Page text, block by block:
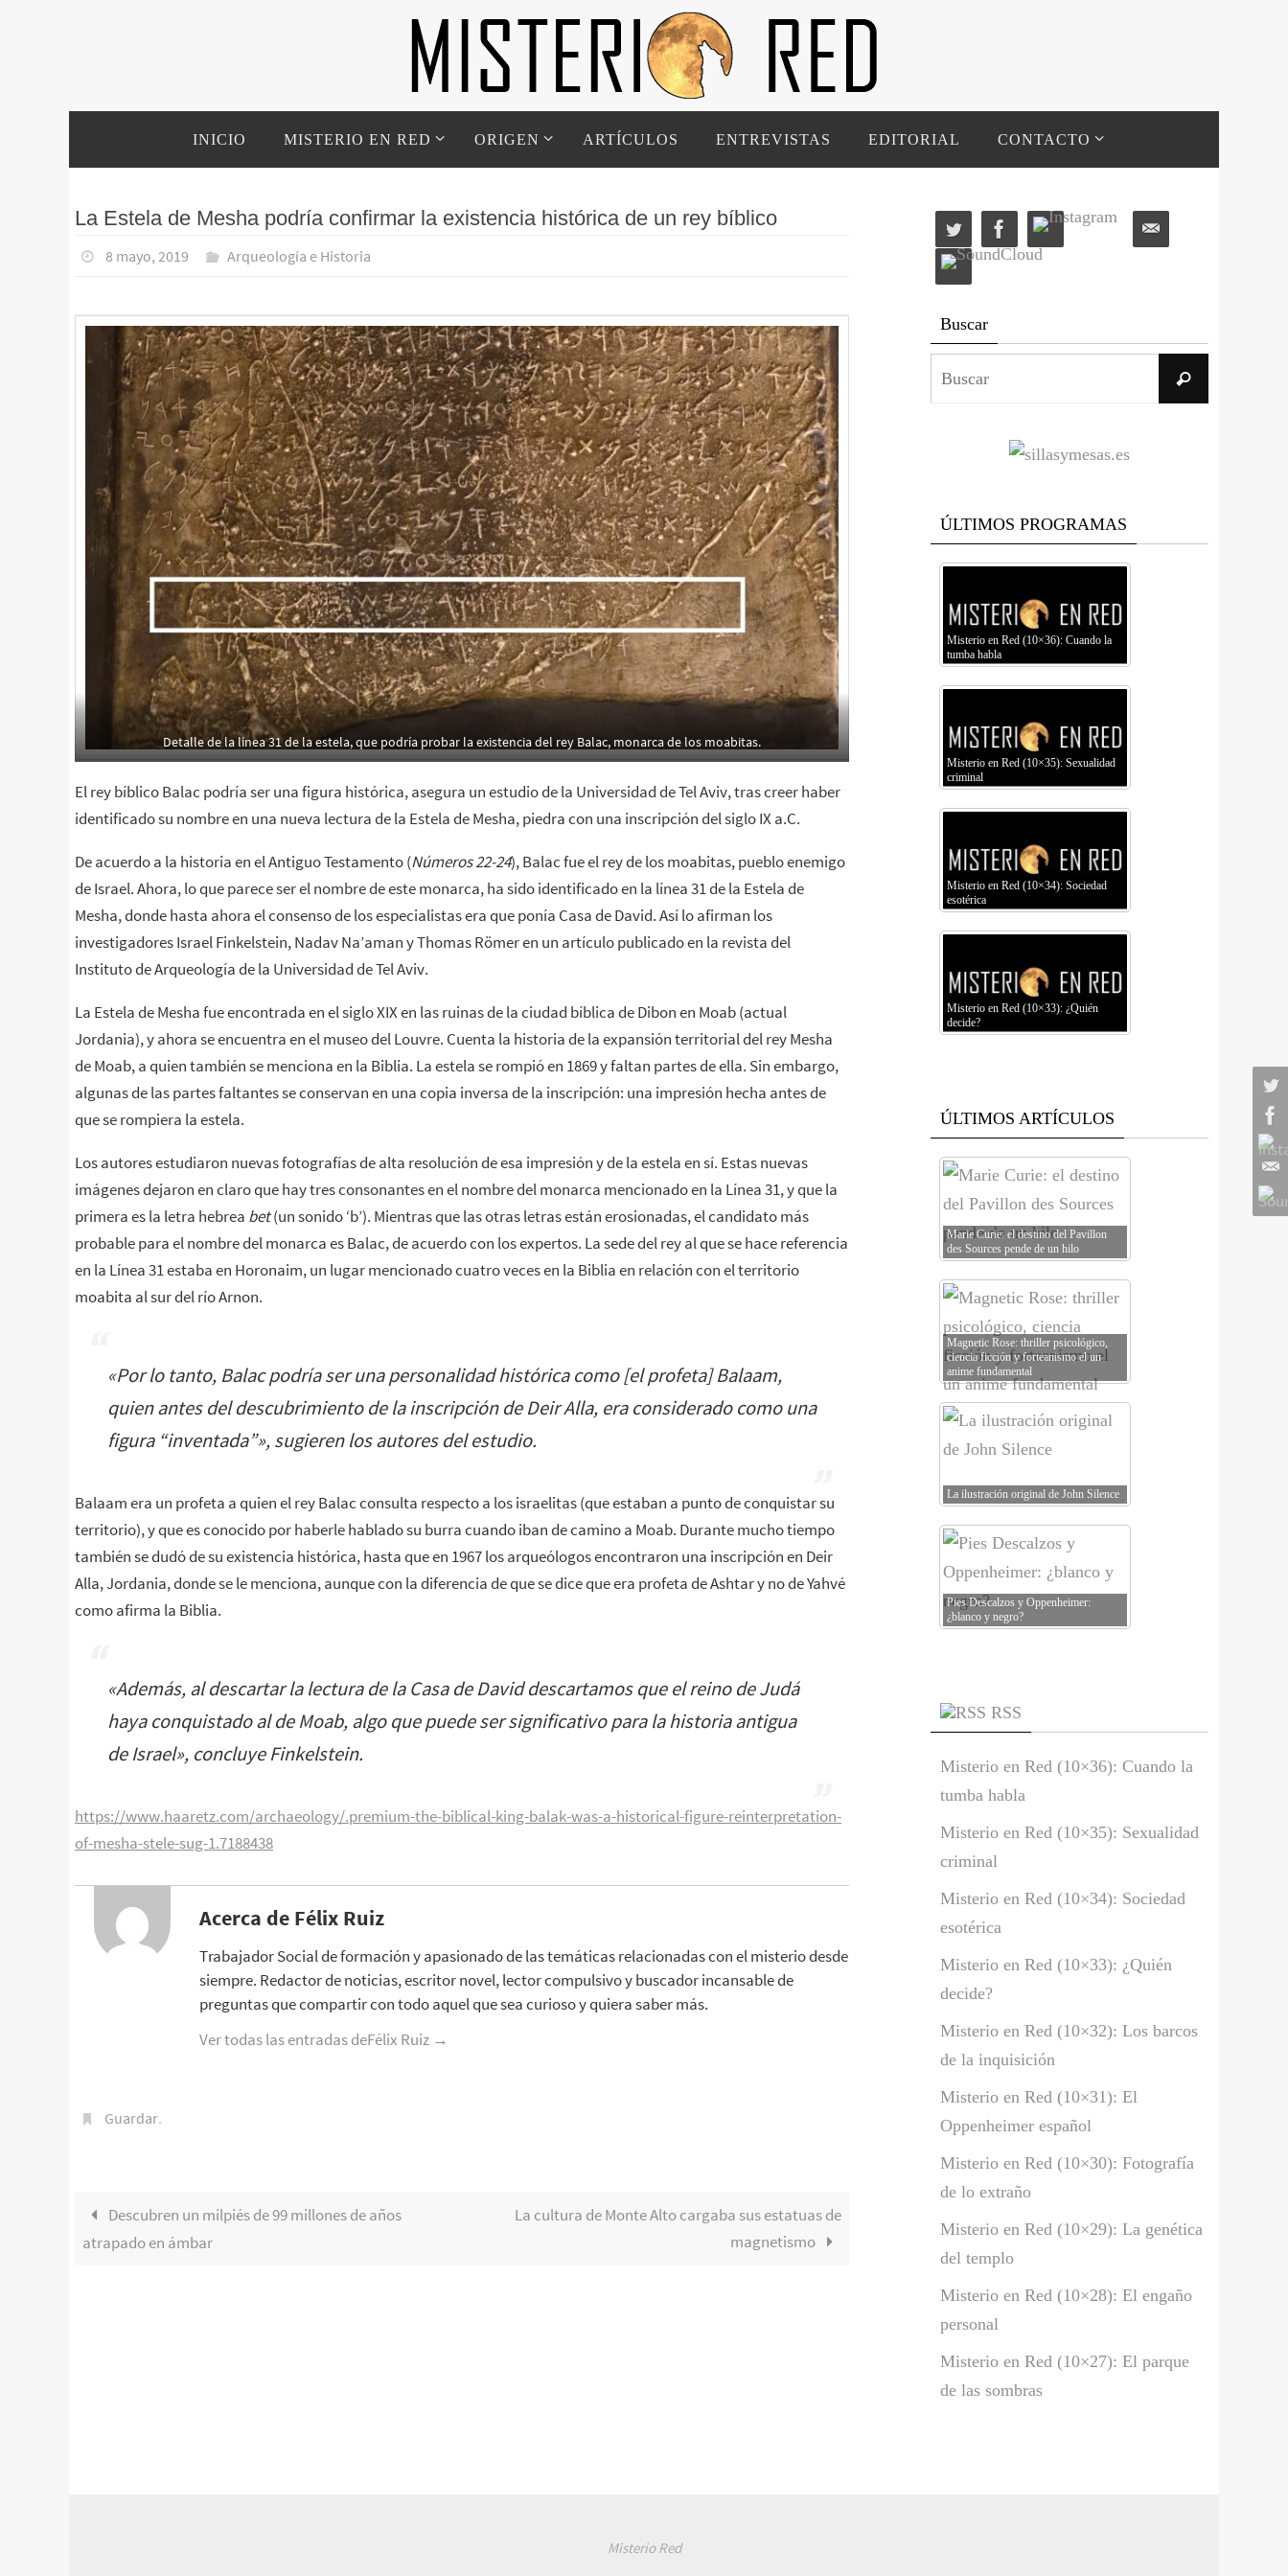
contenido
INICIO MISTERIO EN RED ORIGEN ARTÍCULOS ENTREVISTAS EDITORIAL CONTACTO
La Estela de Mesha podría confirmar la existencia histórica de un rey bíblico
8 mayo, 2019 Arqueología e Historia
Detalle de la línea 31 de la estela, que podría probar la existencia del rey Balac, monarca de los moabitas.
El rey bíblico Balac podría ser una figura histórica, asegura un estudio de la Universidad de Tel Aviv, tras creer haber
identificado su nombre en una nueva lectura de la Estela de Mesha, piedra con una inscripción del siglo IX a.C.
De acuerdo a la historia en el Antiguo Testamento (Números 22-24), Balac fue el rey de los moabitas, pueblo enemigo
de Israel. Ahora, lo que parece ser el nombre de este monarca, ha sido identificado en la línea 31 de la Estela de
Mesha, donde hasta ahora el consenso de los especialistas era que ponía Casa de David. Así lo afirman los
investigadores Israel Finkelstein, Nadav Na’aman y Thomas Römer en un artículo publicado en la revista del
Instituto de Arqueología de la Universidad de Tel Aviv.
La Estela de Mesha fue encontrada en el siglo XIX en las ruinas de la ciudad bíblica de Dibon en Moab (actual
Jordania), y ahora se encuentra en el museo del Louvre. Cuenta la historia de la expansión territorial del rey Mesha
de Moab, a quien también se menciona en la Biblia. La estela se rompió en 1869 y faltan partes de ella. Sin embargo,
algunas de las partes faltantes se conservan en una copia inversa de la inscripción: una impresión hecha antes de
que se rompiera la estela.
Los autores estudiaron nuevas fotografías de alta resolución de esa impresión y de la estela en sí. Estas nuevas
imágenes dejaron en claro que hay tres consonantes en el nombre del monarca mencionado en la Línea 31, y que la
primera es la letra hebrea bet(un sonido ‘b’). Mientras que las otras letras están erosionadas, el candidato más
probable para el nombre del monarca es Balac, de acuerdo con los expertos. La sede del rey al que se hace referencia
en la Línea 31 estaba en Horonaim, un lugar mencionado cuatro veces en la Biblia en relación con el territorio
moabita al sur del río Arnon.
«Por lo tanto, Balac podría ser una personalidad histórica como [el profeta] Balaam,
quien antes del descubrimiento de la inscripción de Deir Alla, era considerado como una
figura “inventada”», sugieren los autores del estudio.
Balaam era un profeta a quien el rey Balac consulta respecto a los israelitas (que estaban a punto de conquistar su
territorio), y que es conocido por haberle hablado su burra cuando iban de camino a Moab. Durante mucho tiempo
también se dudó de su existencia histórica, hasta que en 1967 los arqueólogos encontraron una inscripción en Deir
Alla, Jordania, donde se le menciona, aunque con la diferencia de que se dice que era profeta de Ashtar y no de Yahvé
como afirma la Biblia.
«Además, al descartar la lectura de la Casa de David descartamos que el reino de Judá
haya conquistado al de Moab, algo que puede ser significativo para la historia antigua
de Israel», concluye Finkelstein.
https://www.haaretz.com/archaeology/.premium-the-biblical-king-balak-was-a-historical-figure-reinterpretation-
of-mesha-stele-sug-1.7188438
Acerca de Félix Ruiz
Trabajador Social de formación y apasionado de las temáticas relacionadas con el misterio desde
siempre. Redactor de noticias, escritor novel, lector compulsivo y buscador incansable de
preguntas que compartir con todo aquel que sea curioso y quiera saber más.
Ver todas las entradas deFélix Ruiz →
Guardar.
Descubren un milpiés de 99 millones de años
atrapado en ámbar
La cultura de Monte Alto cargaba sus estatuas de
magnetismo
Buscar
Buscar
ÚLTIMOS PROGRAMAS
Misterio en Red (10×36): Cuando la
tumba habla
Misterio en Red (10×35): Sexualidad
criminal
Misterio en Red (10×34): Sociedad
esotérica
Misterio en Red (10×33): ¿Quién
decide?
ÚLTIMOS ARTÍCULOS
Marie Curie: el destino del Pavillon
des Sources pende de un hilo
Magnetic Rose: thriller psicológico,
ciencia ficción y forteanismo el un
anime fundamental
La ilustración original de John Silence
Pies Descalzos y Oppenheimer:
¿blanco y negro?
RSS
Misterio en Red (10×36): Cuando la
tumba habla
Misterio en Red (10×35): Sexualidad
criminal
Misterio en Red (10×34): Sociedad
esotérica
Misterio en Red (10×33): ¿Quién
decide?
Misterio en Red (10×32): Los barcos
de la inquisición
Misterio en Red (10×31): El
Oppenheimer español
Misterio en Red (10×30): Fotografía
de lo extraño
Misterio en Red (10×29): La genética
del templo
Misterio en Red (10×28): El engaño
personal
Misterio en Red (10×27): El parque
de las sombras
Misterio Red